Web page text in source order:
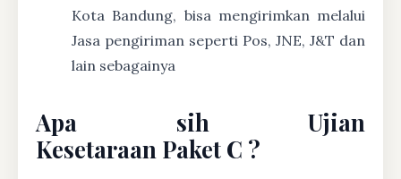
Kota Bandung, bisa mengirimkan melalui
Jasa pengiriman seperti Pos, JNE, J&T dan
lain sebagainya
Apa sih Ujian
Kesetaraan Paket C ?